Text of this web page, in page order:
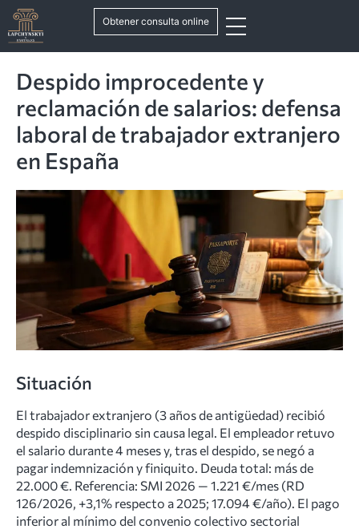
Obtener consulta online
Despido improcedente y
reclamación de salarios: defensa
laboral de trabajador extranjero
en España
Situación
El trabajador extranjero (3 años de antigüedad) recibió
despido disciplinario sin causa legal. El empleador retuvo
el salario durante 4 meses y, tras el despido, se negó a
pagar indemnización y finiquito. Deuda total: más de
22.000 €. Referencia: SMI 2026 — 1.221 €/mes (RD
126/2026, +3,1% respecto a 2025; 17.094 €/año). El pago
inferior al mínimo del convenio colectivo sectorial